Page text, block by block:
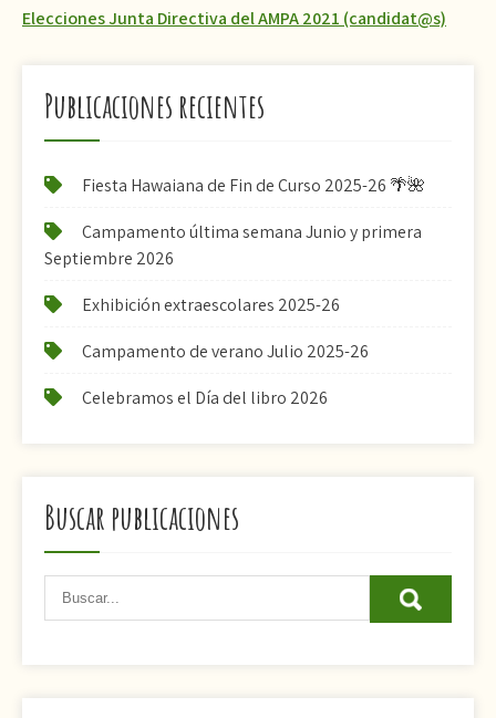
Navegación
entradas
Elecciones Junta Directiva del AMPA 2021 (candidat@s)
Publicaciones recientes
Fiesta Hawaiana de Fin de Curso 2025-26 🌴🌺
Campamento última semana Junio y primera
Septiembre 2026
Exhibición extraescolares 2025-26
Campamento de verano Julio 2025-26
Celebramos el Día del libro 2026
Buscar publicaciones